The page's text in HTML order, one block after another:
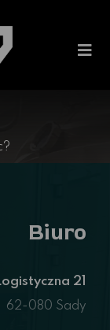
Biuro
21
62-080 Sady